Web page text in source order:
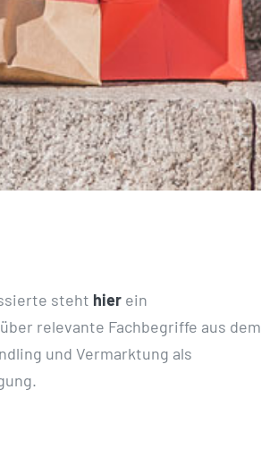
steht hierein
relevante Fachbegriffe aus dem
und Vermarktung als